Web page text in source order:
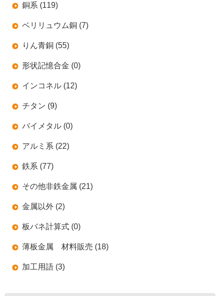
銅系 (119)
ベリリュウム銅 (7)
りん青銅 (55)
形状記憶合金 (0)
インコネル (12)
チタン (9)
バイメタル (0)
アルミ系 (22)
鉄系 (77)
その他非鉄金属 (21)
金属以外 (2)
板バネ計算式 (0)
薄板金属 材料販売 (18)
加工用語 (3)